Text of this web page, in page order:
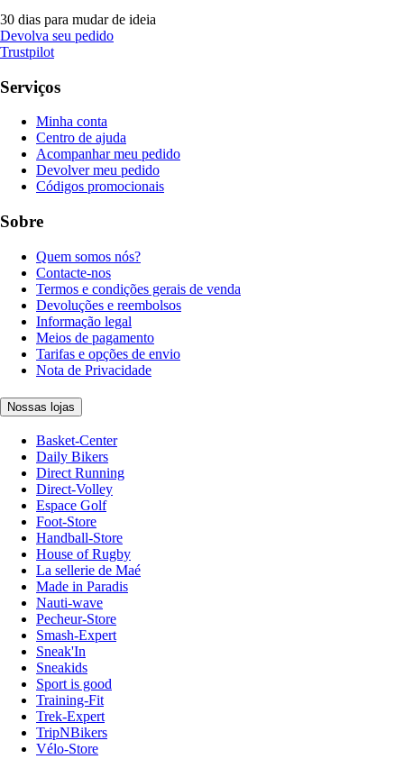
30 dias para mudar de ideia
Devolva seu pedido
Trustpilot
Serviços
Minha conta
Centro de ajuda
Acompanhar meu pedido
Devolver meu pedido
Códigos promocionais
Sobre
Quem somos nós?
Contacte-nos
Termos e condições gerais de venda
Devoluções e reembolsos
Informação legal
Meios de pagamento
Tarifas e opções de envio
Nota de Privacidade
Nossas lojas
Basket-Center
Daily Bikers
Direct Running
Direct-Volley
Espace Golf
Foot-Store
Handball-Store
House of Rugby
La sellerie de Maé
Made in Paradis
Nauti-wave
Pecheur-Store
Smash-Expert
Sneak'In
Sneakids
Sport is good
Training-Fit
Trek-Expert
TripNBikers
Vélo-Store